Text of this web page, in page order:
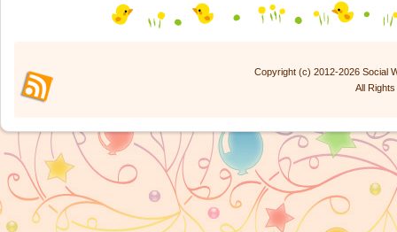
Copyright (c) 2012-2026 Social
All